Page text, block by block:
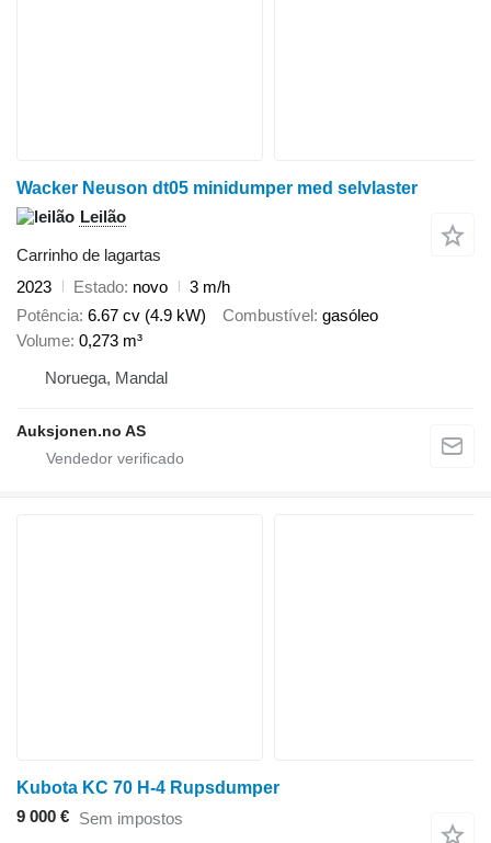
Wacker Neuson dt05 minidumper med selvlaster
Leilão
Carrinho de lagartas
2023
Estado novo
3 m/h
Potência 6.67 cv (4.9 kW) Combustível gasóleo
Volume 0,273 m³
Noruega, Mandal
Auksjonen.no AS
Kubota KC 70 H-4 Rupsdumper
9 000 € Sem impostos